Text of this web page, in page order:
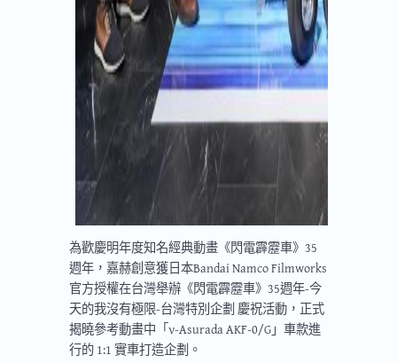
為歡慶明年度知名經典動畫《閃電霹靂車》35
週年，嘉赫創意獲日本Bandai Namco Filmworks
官方授權在台灣舉辦《閃電霹靂車》35週年-今
天的我沒有極限-台灣特別企劃 慶祝活動，正式
揭曉參考動畫中「ν-Asurada AKF-0/G」車款進
行的 1:1 實車打造企劃。